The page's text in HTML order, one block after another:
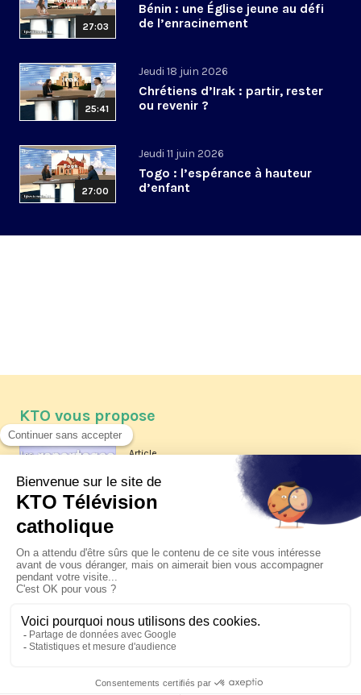
27:03
Bénin : une Église jeune au défi
de l’enracinement
25:41
Jeudi 18 juin 2026
Chrétiens d’Irak : partir, rester
ou revenir ?
27:00
Jeudi 11 juin 2026
Togo : l’espérance à hauteur
d’enfant
KTO vous propose
Article
Les reportages d'été 2026 de KTO
La visite pastorale du pape Léon
XIV à Assise à suivre sur KTO le
jeudi 6 août
Le pape en Uruguay, Argentine et
Pérou du 6 au 17 novembre 2026